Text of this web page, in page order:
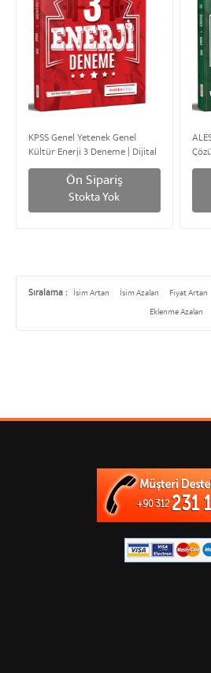
KPSS Genel Yetenek Genel
Kültür Enerji 3 Deneme | Dijital
Çözümlü
Ön Sipariş
Stokta Yok
Sıralama : İsim Artan İsim Azalan Fiyat Artan
Eklenme Azalan